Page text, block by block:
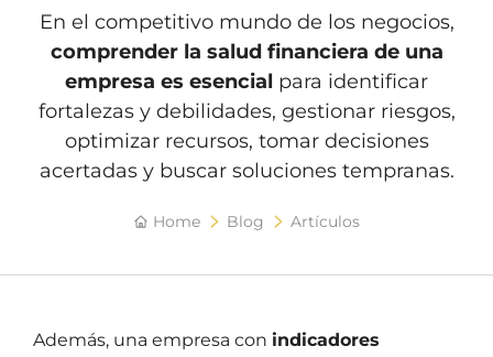
En el competitivo mundo de los negocios,
comprender la salud financiera de una
empresa es esencial para identificar
fortalezas y debilidades, gestionar riesgos,
optimizar recursos, tomar decisiones
acertadas y buscar soluciones tempranas.
Home Blog Artículos
Además, una empresa con indicadores